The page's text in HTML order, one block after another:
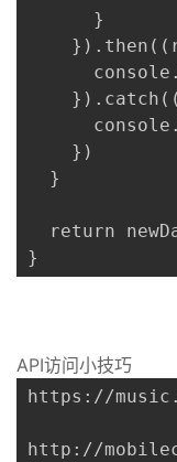
      }
    })
  }
return
}
API访问小技巧
https://
http://